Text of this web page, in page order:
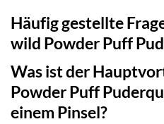
Häufig gestellte
wild Powder Puff
Was ist der
Powder Puff
einem Pinsel?